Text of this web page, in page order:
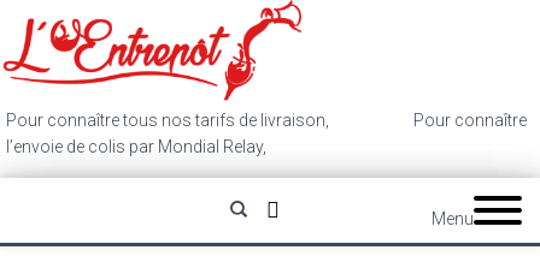
Pour connaître tous nos tarifs de livraison,
Pour connaître
l’envoie de colis par Mondial Relay,
Menu